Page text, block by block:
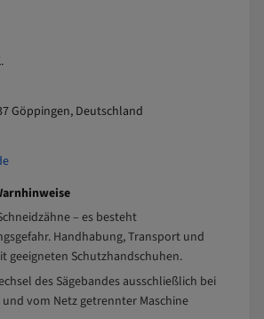
Göppingen, Deutschland
– es besteht
Handhabung, Transport und
geeigneten Schutzhandschuhen.
des Sägebandes ausschließlich bei
vom Netz getrennter Maschine